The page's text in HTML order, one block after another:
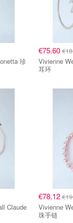
€75.60
Vivienne
耳环
€78.12
Vivienne
珠手链